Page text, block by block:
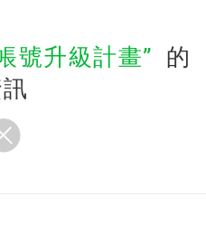
號升級計畫
的